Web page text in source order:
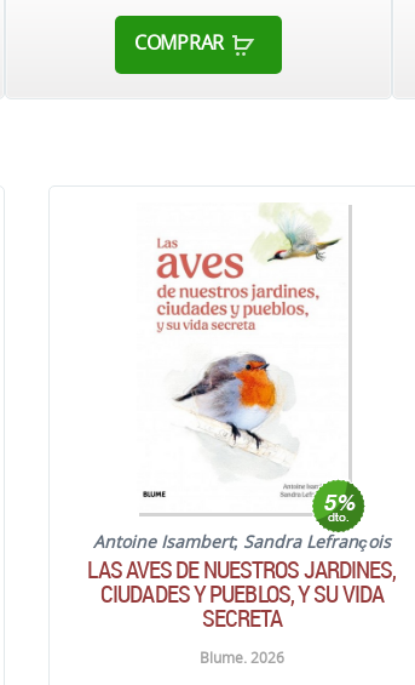
COMPRAR
Antoine Isambert; Sandra Lefrançois
LAS AVES DE NUESTROS JARDINES,
CIUDADES Y PUEBLOS, Y SU VIDA
SECRETA
Blume. 2026